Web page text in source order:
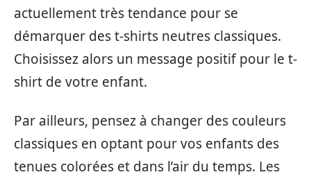
actuellement très tendance pour se
démarquer des t-shirts neutres classiques.
Choisissez alors un message positif pour le t-
shirt de votre enfant.
Par ailleurs, pensez à changer des couleurs
classiques en optant pour vos enfants des
tenues colorées et dans l’air du temps. Les